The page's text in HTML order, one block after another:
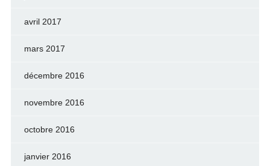
avril 2017
mars 2017
décembre 2016
novembre 2016
octobre 2016
janvier 2016